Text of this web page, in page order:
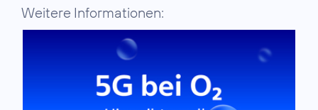
Weitere Informationen: